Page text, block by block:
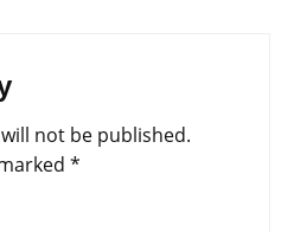
not be published.
*